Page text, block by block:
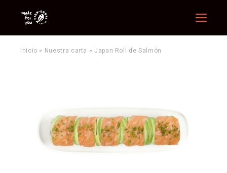
Menu
Inicio » Nuestra carta »Japan Roll de Salmón